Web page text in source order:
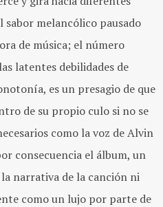
sabor melancólico pausado
de música; el número
latentes debilidades de
es un presagio de que
de su propio culo si no se
como la voz de Alvin
consecuencia el álbum, un
narrativa de la canción ni
como un lujo por parte de